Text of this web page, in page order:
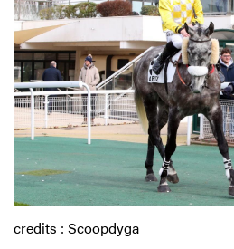
credits : Scoopdyga